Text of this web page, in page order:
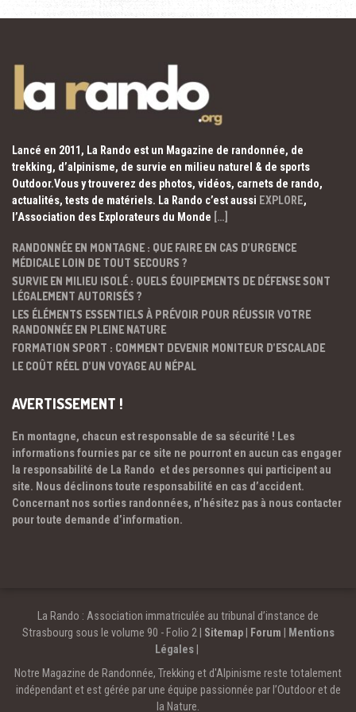
Lancé en 2011, La Rando est un Magazine de randonnée, de
trekking, d’alpinisme, de survie en milieu naturel & de sports
Outdoor.Vous y trouverez des photos, vidéos, carnets de rando,
actualités, tests de matériels. La Rando c’est aussi EXPLORE,
l’Association des Explorateurs du Monde […]
RANDONNÉE EN MONTAGNE : QUE FAIRE EN CAS D’URGENCE
MÉDICALE LOIN DE TOUT SECOURS ?
SURVIE EN MILIEU ISOLÉ : QUELS ÉQUIPEMENTS DE DÉFENSE SONT
LÉGALEMENT AUTORISÉS ?
LES ÉLÉMENTS ESSENTIELS À PRÉVOIR POUR RÉUSSIR VOTRE
RANDONNÉE EN PLEINE NATURE
FORMATION SPORT : COMMENT DEVENIR MONITEUR D’ESCALADE
LE COÛT RÉEL D’UN VOYAGE AU NÉPAL
AVERTISSEMENT !
En montagne, chacun est responsable de sa sécurité ! Les
informations fournies par ce site ne pourront en aucun cas engager
la responsabilité de La Rando et des personnes qui participent au
site. Nous déclinons toute responsabilité en cas d’accident.
Concernant nos sorties randonnées, n’hésitez pas à nous contacter
pour toute demande d’information.
La Rando : Association immatriculée au tribunal d’instance de
Strasbourg sous le volume 90 - Folio 2 | Sitemap| Forum
Mentions
Légales
Notre Magazine de Randonnée, Trekking et d'Alpinisme reste totalement
indépendant et est gérée par une équipe passionnée par l’Outdoor et de
la Nature.